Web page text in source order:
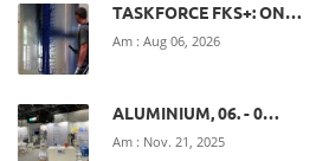
TASKFORCE FKS+: ON…
Am : Aug 06, 2026
ALUMINIUM, 06. - 0…
Am : Nov. 21, 2025